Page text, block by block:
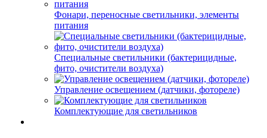
Фонари, переносные светильники, элементы
питания
Специальные светильники (бактерицидные,
фито, очистители воздуха)
Управление освещением (датчики, фотореле)
Комплектующие для светильников